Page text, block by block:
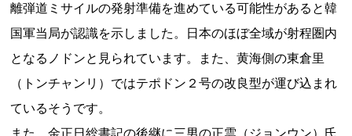
離弾道ミサイルの発射準備を進めている可能性があると韓
国軍当局が認識を示しました。日本のほぼ全域が射程圏内
となるノドンと見られています。また、黄海側の東倉里
（トンチャンリ）ではテポドン２号の改良型が運び込まれ
ているそうです。
また、金正日総書記の後継に三男の正雲（ジョンウン）氏